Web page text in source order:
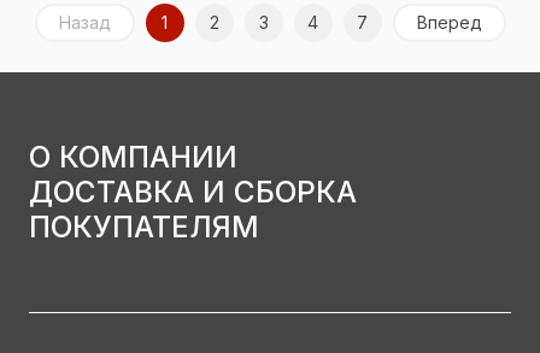
Назад 1 2 3 4 7 Вперед
О КОМПАНИИ
ДОСТАВКА И СБОРКА
ПОКУПАТЕЛЯМ